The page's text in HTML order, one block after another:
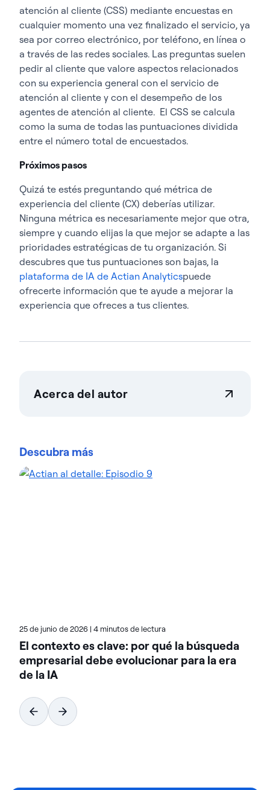
atención al cliente (CSS) mediante encuestas en
cualquier momento una vez finalizado el servicio, ya
sea por correo electrónico, por teléfono, en línea o
a través de las redes sociales. Las preguntas suelen
pedir al cliente que valore aspectos relacionados
con su experiencia general con el servicio de
atención al cliente y con el desempeño de los
agentes de atención al cliente. El CSS se calcula
como la suma de todas las puntuaciones dividida
entre el número total de encuestados.
Próximos pasos
Quizá te estés preguntando qué métrica de
experiencia del cliente (CX) deberías utilizar.
Ninguna métrica es necesariamente mejor que otra,
siempre y cuando elijas la que mejor se adapte a las
prioridades estratégicas de tu organización. Si
descubres que tus puntuaciones son bajas, la
plataforma de IA de Actian Analyticspuede
ofrecerte información que te ayude a mejorar la
experiencia que ofreces a tus clientes.
Acerca del autor
conocer las capacidades de integración, gestión y
Cuenta con más de 20 años de experiencia en
Descubra más
25 de junio de 2026 | 4 minutos de lectura
El contexto es clave: por qué la búsqueda
empresarial debe evolucionar para la era
de la IA